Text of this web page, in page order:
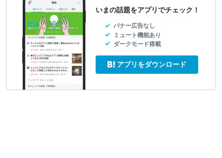
いまの話題をアプリでチェック！
バナー広告なし
ミュート機能あり
ダークモード搭載
アプリをダウンロード